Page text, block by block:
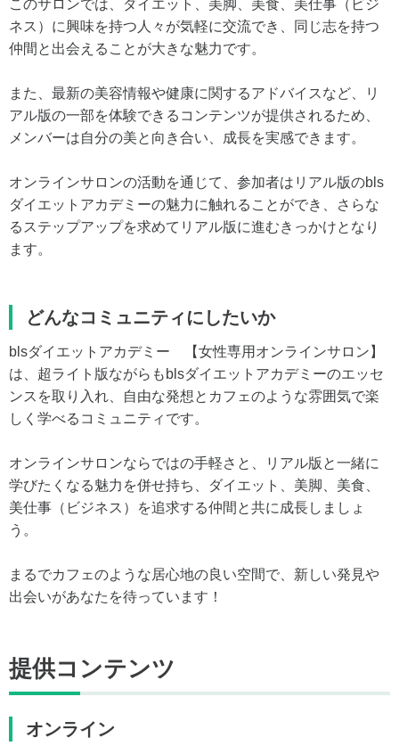
このサロンでは、ダイエット、美脚、美食、美仕事（ビジ
ネス）に興味を持つ人々が気軽に交流でき、同じ志を持つ
仲間と出会えることが大きな魅力です。
また、最新の美容情報や健康に関するアドバイスなど、リ
アル版の一部を体験できるコンテンツが提供されるため、
メンバーは自分の美と向き合い、成長を実感できます。
オンラインサロンの活動を通じて、参加者はリアル版のbls
ダイエットアカデミーの魅力に触れることができ、さらな
るステップアップを求めてリアル版に進むきっかけとなり
ます。
どんなコミュニティにしたいか
blsダイエットアカデミー 【女性専用オンラインサロン】
は、超ライト版ながらもblsダイエットアカデミーのエッセ
ンスを取り入れ、自由な発想とカフェのような雰囲気で楽
しく学べるコミュニティです。
オンラインサロンならではの手軽さと、リアル版と一緒に
学びたくなる魅力を併せ持ち、ダイエット、美脚、美食、
美仕事（ビジネス）を追求する仲間と共に成長しましょ
う。
まるでカフェのような居心地の良い空間で、新しい発見や
出会いがあなたを待っています！
提供コンテンツ
オンライン